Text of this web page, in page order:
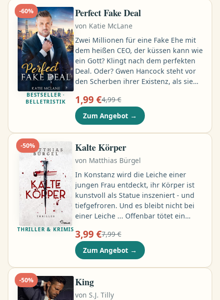
Liebe bekennen würde, hat sie ihn
nach einer einzigen Nacht vor sieben
Monaten sofort verlassen …
-60%
BESTSELLER ·
BELLETRISTIK
Perfect Fake Deal
von Katie McLane
Zwei Millionen für eine Fake Ehe mit
dem heißen CEO, der küssen kann wie
ein Gott? Klingt nach dem perfekten
Deal. Oder? Gwen Hancock steht vor
den Scherben ihrer Existenz, als sie
einlässt und diesen faszinierend sexy
Typen küsst. Dummerweise läuft ihr
Taylor Fleming wenige Tage später
erneut über den Weg. Als CEO der
Firma, mit der sie zukünftig
zusammenarbeiten will …
1,99 €4,99 €
Zum Angebot →
-50%
THRILLER & KRIMIS
Kalte Körper
von Matthias Bürgel
In Konstanz wird die Leiche einer
jungen Frau entdeckt, ihr Körper ist
kunstvoll als Statue inszeniert - und
tiefgefroren. Und es bleibt nicht bei
einer Leiche ... Offenbar tötet ein
anschließend spektakulär in Szene zu
setzen! Die ungewöhnliche Mordserie
weckt das Interesse von Fallanalytiker
Falk Hagedorn. Nach anfänglichem
Zögern willigt er ein, die Polizei bei
ihren Ermittlungen zu unterstützen …
3,99 €7,99 €
Zum Angebot →
-50% King
von S.J. Tilly